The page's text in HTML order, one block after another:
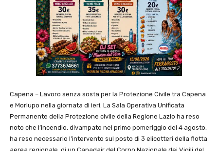
Capena – Lavoro senza sosta per la Protezione Civile tra Capena
e Morlupo nella giornata di ieri. La Sala Operativa Unificata
Permanente della Protezione civile della Regione Lazio ha reso
noto che l’incendio, divampato nel primo pomeriggio del 4 agosto,
ha reso necessario l’intervento sul posto di 3 elicotteri della flotta